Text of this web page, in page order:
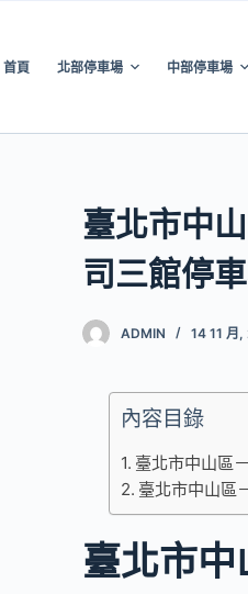
首頁 北部停車場 中部停車場
臺北市中
司三館停
ADMIN 14 11 月
內容目錄
臺北市中山區
臺北市中山區
臺北市